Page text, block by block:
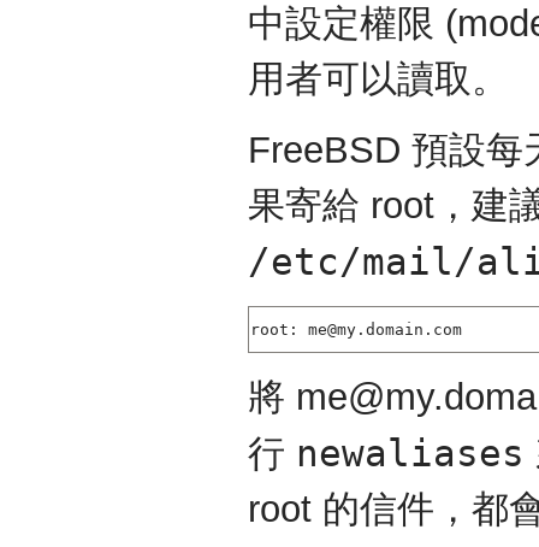
中設定權限
用者可以讀取。
FreeBSD 預設每
果寄給 root，建
/etc/mail/
root: me@my.domain.com
將
行 newaliases
root 的信件，都